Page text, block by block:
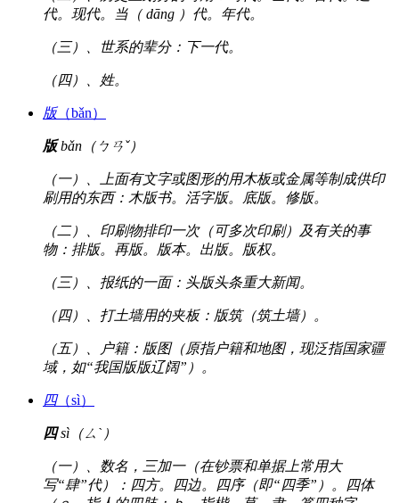
代。现代。当（ dāng ）代。年代。
（三）、世系的辈分：下一代。
（四）、姓。
版（bǎn）
版bǎn（ㄅㄢˇ）
（一）、上面有文字或图形的用木板或金属等制成供印
刷用的东西：木版书。活字版。底版。修版。
（二）、印刷物排印一次（可多次印刷）及有关的事
物：排版。再版。版本。出版。版权。
（三）、报纸的一面：头版头条重大新闻。
（四）、打土墙用的夹板：版筑（筑土墙）。
（五）、户籍：版图（原指户籍和地图，现泛指国家疆
域，如“我国版版辽阔”）。
四（sì）
四sì（ㄙˋ）
（一）、数名，三加一（在钞票和单据上常用大
写“肆”代）：四方。四边。四序（即“四季”）。四体